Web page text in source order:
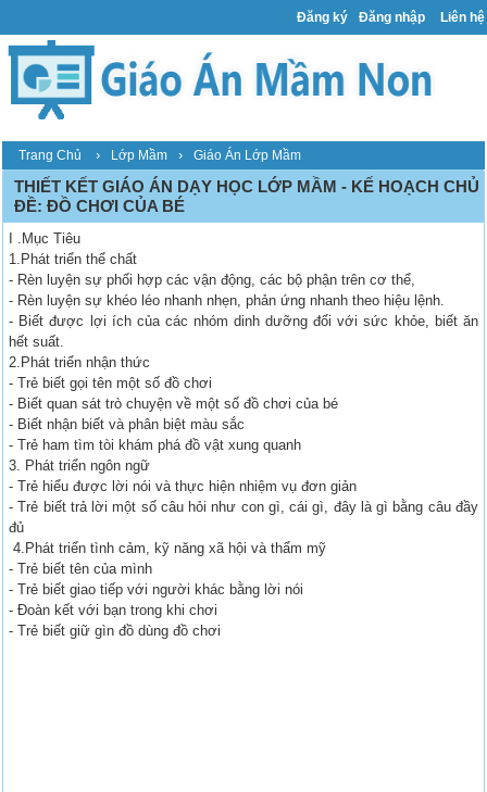
Đăng ký Đăng nhập Liên hệ
Trang Chủ › Lớp Mầm › Giáo Án Lớp Mầm
THIẾT KẾT GIÁO ÁN DẠY HỌC LỚP MẦM - KẾ HOẠCH CHỦ
ĐỀ: ĐỒ CHƠI CỦA BÉ
I .Mục Tiêu
1.Phát triển thể chất
- Rèn luyện sự phối hợp các vận động, các bộ phận trên cơ thể,
- Rèn luyện sự khéo léo nhanh nhẹn, phản ứng nhanh theo hiệu lệnh.
- Biết được lợi ích của các nhóm dinh dưỡng đối với sức khỏe, biết ăn
hết suất.
2.Phát triển nhận thức
- Trẻ biết gọi tên một số đồ chơi
- Biết quan sát trò chuyện về một số đồ chơi của bé
- Biết nhận biết và phân biệt màu sắc
- Trẻ ham tìm tòi khám phá đồ vật xung quanh
3. Phát triển ngôn ngữ
- Trẻ hiểu được lời nói và thực hiện nhiệm vụ đơn giản
- Trẻ biết trả lời một số câu hỏi như con gì, cái gì, đây là gì bằng câu đầy
đủ
4.Phát triển tình cảm, kỹ năng xã hội và thẩm mỹ
- Trẻ biết tên của mình
- Trẻ biết giao tiếp với người khác bằng lời nói
- Đoàn kết với bạn trong khi chơi
- Trẻ biết giữ gìn đồ dùng đồ chơi